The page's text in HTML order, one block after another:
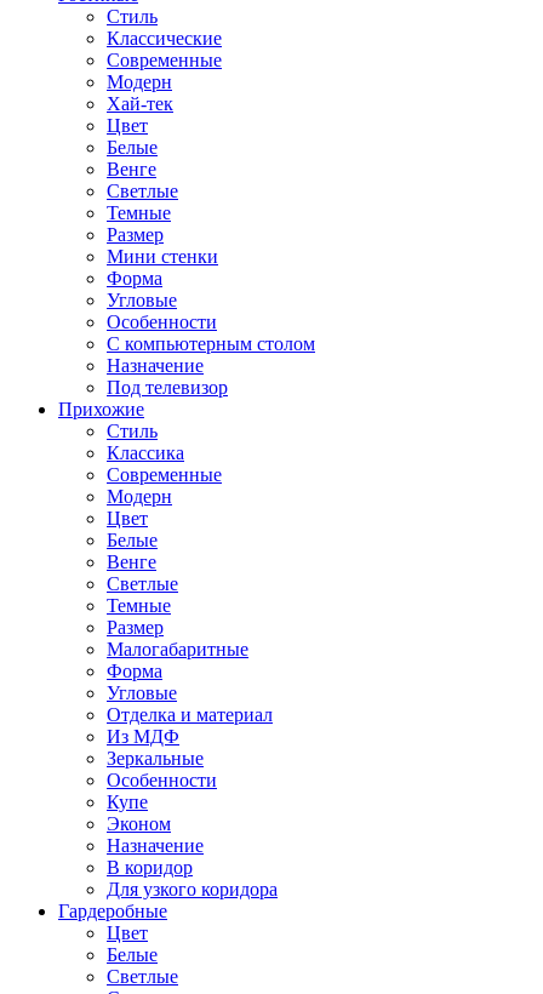
Стиль
Классические
Современные
Модерн
Хай-тек
Цвет
Белые
Венге
Светлые
Темные
Размер
Мини стенки
Форма
Угловые
Особенности
С компьютерным столом
Назначение
Под телевизор
Прихожие
Стиль
Классика
Современные
Модерн
Цвет
Белые
Венге
Светлые
Темные
Размер
Малогабаритные
Форма
Угловые
Отделка и материал
Из МДФ
Зеркальные
Особенности
Купе
Эконом
Назначение
В коридор
Для узкого коридора
Гардеробные
Цвет
Белые
Светлые